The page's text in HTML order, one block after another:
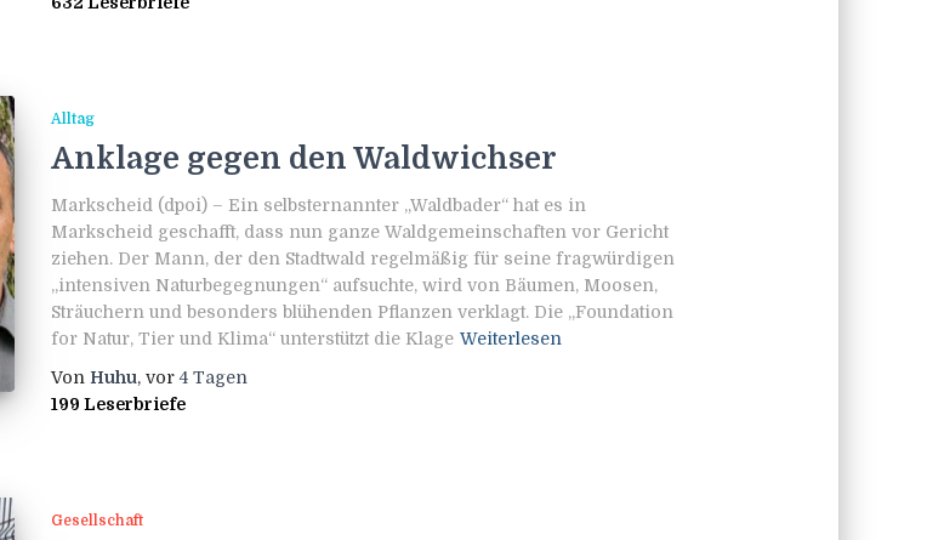
Alltag
Anklage gegen den Waldwichser
Markscheid (dpoi) – Ein selbsternannter „Waldbader“ hat es in
Markscheid geschafft, dass nun ganze Waldgemeinschaften vor Gericht
ziehen. Der Mann, der den Stadtwald regelmäßig für seine fragwürdigen
„intensiven Naturbegegnungen“ aufsuchte, wird von Bäumen, Moosen,
Sträuchern und besonders blühenden Pflanzen verklagt. Die „Foundation
for Natur, Tier und Klima“ unterstützt die Klage Weiterlesen
Von Huhu, vor4 Tagen
199 Leserbriefe
Gesellschaft